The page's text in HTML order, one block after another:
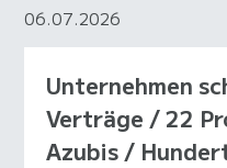
06.07.2026
Unternehmen
Verträge / 22
Azubis /